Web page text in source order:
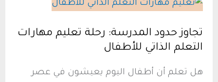
تجاوز حدود المدرسة: رحلة تعليم مهارات
التعلم الذاتي للأطفال
هل تعلم أن أطفال اليوم يعيشون في عصر